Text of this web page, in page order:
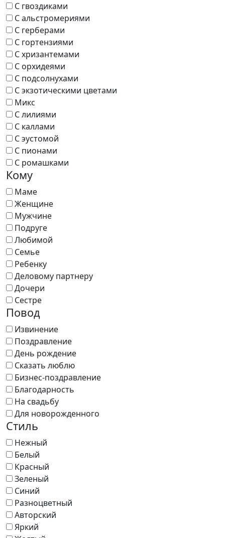
С гвоздиками
С альстромериями
С герберами
С гортензиями
С хризантемами
С орхидеями
С подсолнухами
С экзотическими цветами
Микс
С лилиями
С каллами
С эустомой
С пионами
С ромашками
Кому
Маме
Женщине
Мужчине
Подруге
Любимой
Семье
Ребенку
Деловому партнеру
Дочери
Сестре
Повод
Извинение
Поздравление
День рождение
Сказать люблю
Бизнес-поздравление
Благодарность
На свадьбу
Для новорожденного
Стиль
Нежный
Белый
Красный
Зеленый
Синий
Разноцветный
Авторский
Яркий